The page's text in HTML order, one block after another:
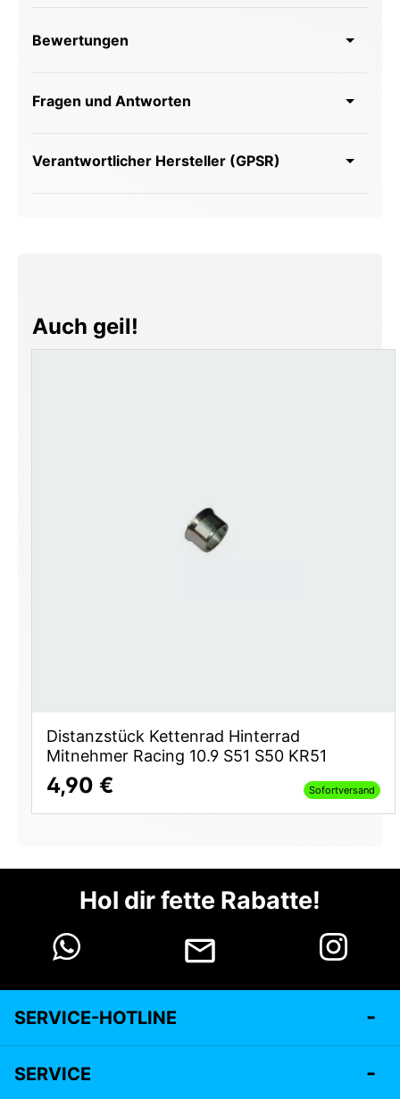
Bewertungen
Fragen und Antworten
Verantwortlicher Hersteller (GPSR)
Produktgalerie überspringen
Auch geil!
Distanzstück Kettenrad Hinterrad
Mitnehmer Racing 10.9 S51 S50 KR51
4,90 € Sofortversand
Hol dir fette Rabatte!
SERVICE-HOTLINE
SERVICE